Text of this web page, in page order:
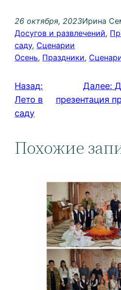
26 октября, 2023Ирина
Досугов и развлечений,
саду, Сценарии
Осень, Праздники,
Назад:
Лето в
саду
Далее:
презентация
Похожие